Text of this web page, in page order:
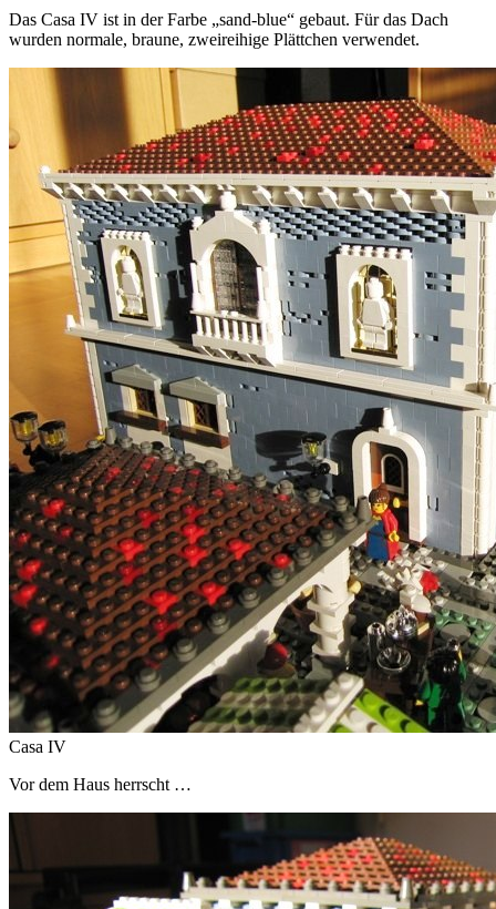
Das Casa IV ist in der Farbe „sand-blue“ gebaut. Für das Dach
wurden normale, braune, zweireihige Plättchen verwendet.
Casa IV
Vor dem Haus herrscht …